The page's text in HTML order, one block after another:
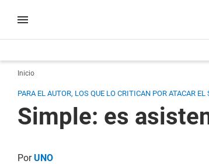
Inicio
PARA EL AUTOR, LOS QUE LO CRITICAN POR ATACAR
Simple: es
PorUNO